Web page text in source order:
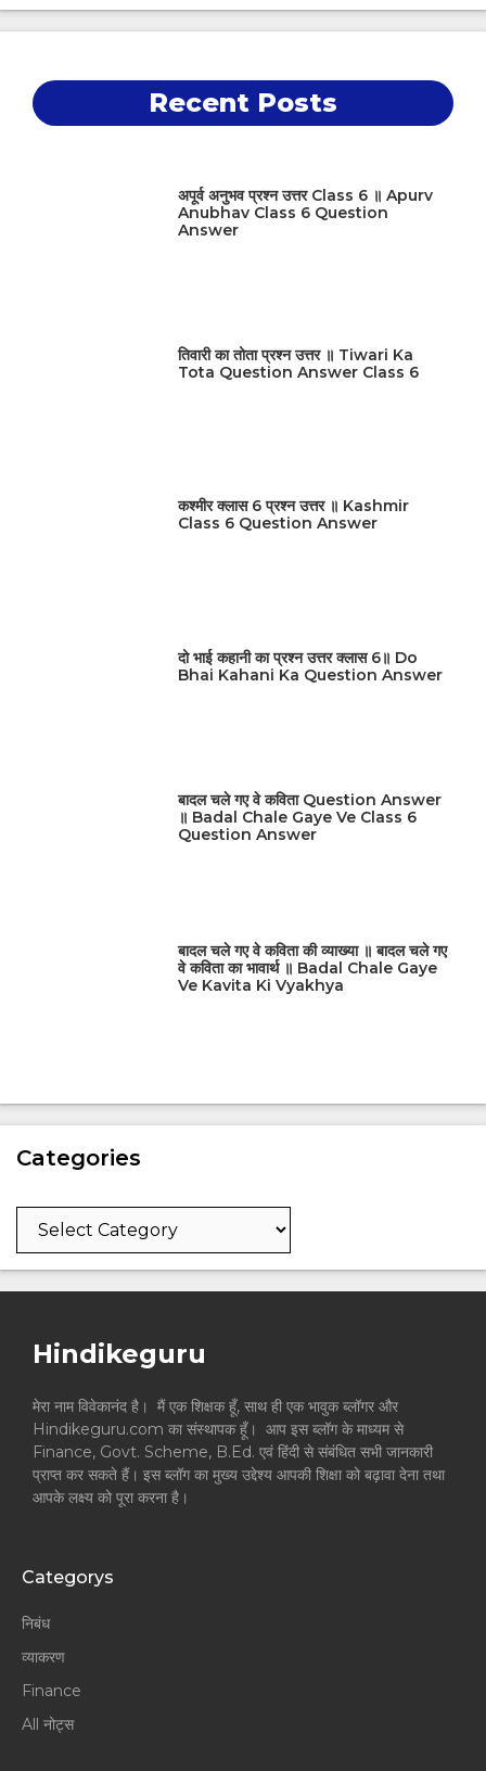
Recent Posts
अपूर्व अनुभव प्रश्न उत्तर Class 6 ॥ Apurv
Anubhav Class 6 Question
Answer
तिवारी का तोता प्रश्न उत्तर ॥ Tiwari Ka
Tota Question Answer Class 6
कश्मीर क्लास 6 प्रश्न उत्तर ॥ Kashmir
Class 6 Question Answer
दो भाई कहानी का प्रश्न उत्तर क्लास 6॥ Do
Bhai Kahani Ka Question Answer
बादल चले गए वे कविता Question Answer
॥ Badal Chale Gaye Ve Class 6
Question Answer
बादल चले गए वे कविता की व्याख्या ॥ बादल चले गए
वे कविता का भावार्थ ॥ Badal Chale Gaye
Ve Kavita Ki Vyakhya
Categories
Categories
Hindikeguru
मेरा नाम विवेकानंद है। मैं एक शिक्षक हूँ, साथ ही एक भावुक ब्लॉगर और
Hindikeguru.com का संस्थापक हूँ। आप इस ब्लॉग के माध्यम से
Finance, Govt. Scheme, B.Ed. एवं हिंदी से संबंधित सभी जानकारी
प्राप्त कर सकते हैं। इस ब्लॉग का मुख्य उद्देश्य आपकी शिक्षा को बढ़ावा देना तथा
आपके लक्ष्य को पूरा करना है।
Categorys
निबंध
व्याकरण
Finance
All नोट्स